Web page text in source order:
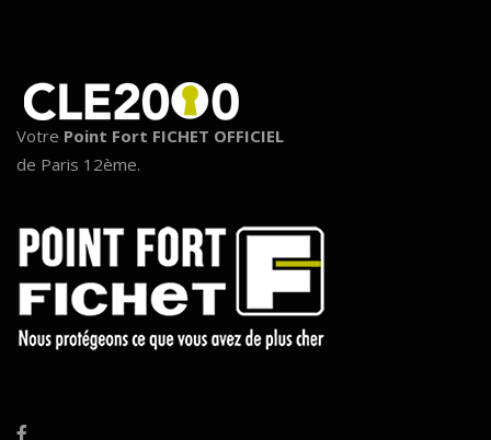
Votre Point Fort FICHET OFFICIEL
de Paris 12ème.